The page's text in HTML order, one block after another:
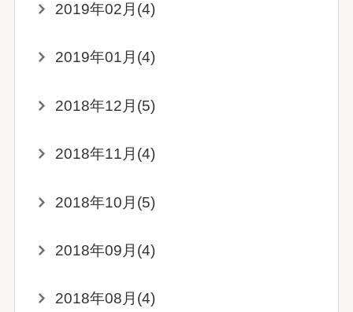
2019年02月(4)
2019年01月(4)
2018年12月(5)
2018年11月(4)
2018年10月(5)
2018年09月(4)
2018年08月(4)